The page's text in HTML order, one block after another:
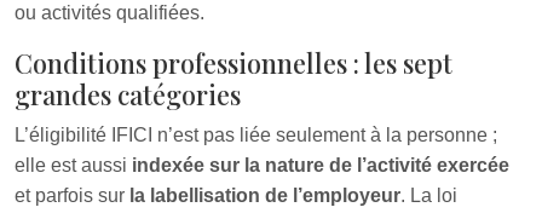
ou activités qualifiées.
Conditions professionnelles : les sept
grandes catégories
L’éligibilité IFICI n’est pas liée seulement à la personne ;
elle est aussi indexée sur la nature de l’activité exercée
et parfois sur la labellisation de l’employeur. La loi